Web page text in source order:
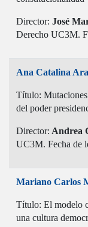
Director: José
Derecho UC3M.
Ana Catalina
Título:
del poder
Director: Andrea
UC3M. Fecha de
Mariano Carlos
Título: El modelo
una cultura